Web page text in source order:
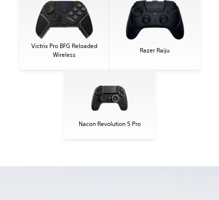
Victrix Pro BFG Reloaded
Wireless
Razer Raiju
Nacon Revolution 5 Pro